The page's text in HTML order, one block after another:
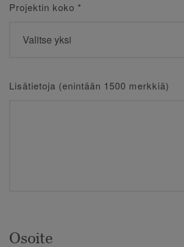
Projektin koko *
Lisätietoja (enintään 1500 merkkiä)
Osoite